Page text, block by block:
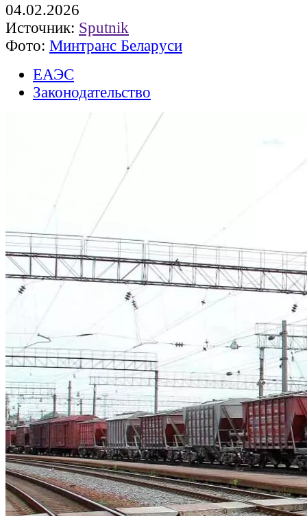
04.02.2026
Источник: Sputnik
Фото: Минтранс Беларуси
ЕАЭС
Законодательство